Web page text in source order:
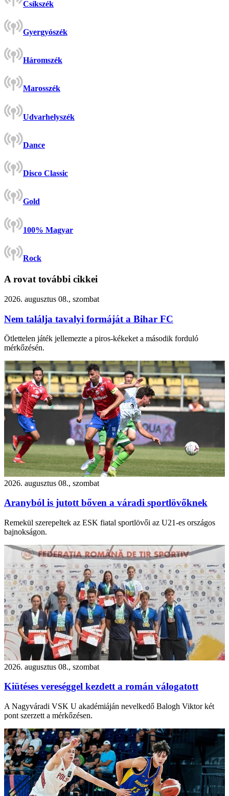
Csíkszék
Gyergyószék
Háromszék
Marosszék
Udvarhelyszék
Dance
Disco Classic
Gold
100% Magyar
Rock
A rovat további cikkei
2026. augusztus 08., szombat
Nem találja tavalyi formáját a Bihar FC
Ötlettelen játék jellemezte a piros-kékeket a második forduló
mérkőzésén.
2026. augusztus 08., szombat
Aranyból is jutott bőven a váradi sportlövőknek
Remekül szerepeltek az ESK fiatal sportlövői az U21-es országos
bajnokságon.
2026. augusztus 08., szombat
Kiütéses vereséggel kezdett a román válogatott
A Nagyváradi VSK U akadémiáján nevelkedő Balogh Viktor két
pont szerzett a mérkőzésen.